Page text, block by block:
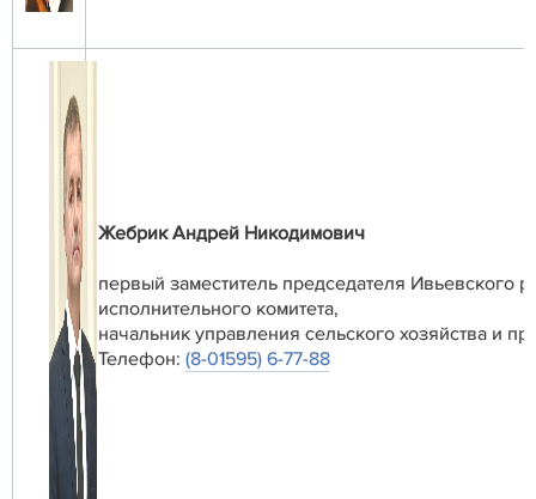
Жебрик Андрей Никодимович
первый заместитель председателя Ивьевского
исполнительного комитета,
начальник управления сельского хозяйства и
Телефон: (8-01595) 6-77-88